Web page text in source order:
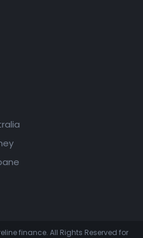
finance. All Rights Reserved for